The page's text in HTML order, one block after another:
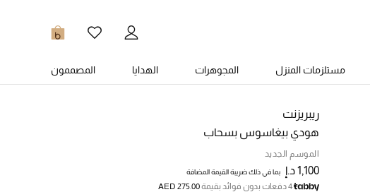
0
مستلزمات المنزل المجوهرات الهدايا المصممون
ريبريزنت
هودي بيغاسوس بسحاب
الموسم الجديد
1,100 د.إ بما في ذلك ضريبة القيمة المضافة
4 دفعات بدون فوائد بقيمة
AED 275.00